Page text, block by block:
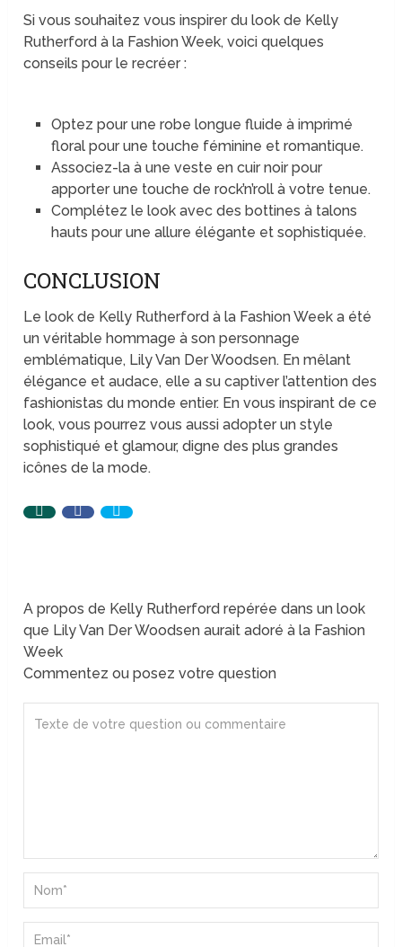
Si vous souhaitez vous inspirer du look de Kelly
Rutherford à la Fashion Week, voici quelques
conseils pour le recréer :
Optez pour une robe longue fluide à imprimé
floral pour une touche féminine et romantique.
Associez-la à une veste en cuir noir pour
apporter une touche de rock’n’roll à votre tenue.
Complétez le look avec des bottines à talons
hauts pour une allure élégante et sophistiquée.
CONCLUSION
Le look de Kelly Rutherford à la Fashion Week a été
un véritable hommage à son personnage
emblématique, Lily Van Der Woodsen. En mêlant
élégance et audace, elle a su captiver l’attention des
fashionistas du monde entier. En vous inspirant de ce
look, vous pourrez vous aussi adopter un style
sophistiqué et glamour, digne des plus grandes
icônes de la mode.
A propos de Kelly Rutherford repérée dans un look
que Lily Van Der Woodsen aurait adoré à la Fashion
Week
Commentez ou posez votre question